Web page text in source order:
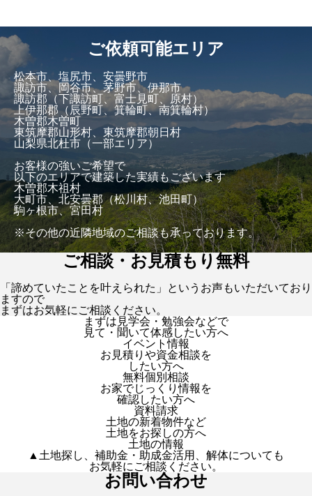
ご依頼可能エリア
松本市、塩尻市、安曇野市
諏訪市、岡谷市、茅野市、伊那市
諏訪郡（下諏訪町、富士見町、原村）
上伊那郡（辰野町、箕輪町、南箕輪村）
木曽郡木曽町
東筑摩郡山形村、東筑摩郡朝日村
山梨県北杜市（一部エリア）
お客様の強いご希望で
以下のエリアで建築した実績もございます
木曽郡木祖村
大町市、北安曇郡（松川村、池田町）
駒ヶ根市、宮田村
※その他の近隣地域のご相談も承っております。
ご相談・お見積もり無料
「諦めていたことを叶えられた」というお声もいただいており
ますので
まずはお気軽にご相談ください。
まずは見学会・勉強会などで
見て・聞いて体感したい方へ
イベント情報
お見積りや資金相談を
したい方へ
無料個別相談
お家でじっくり情報を
確認したい方へ
資料請求
土地の新着物件など
土地をお探しの方へ
土地の情報
▲土地探し、補助金・助成金活用、解体についても
お気軽にご相談ください。
お問い合わせ